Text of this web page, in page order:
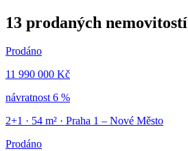
13 prodaných nemovitostí
Prodáno
11 990 000 Kč
návratnost 6 %
2+1 · 54 m² · Praha 1 – Nové Město
Prodáno